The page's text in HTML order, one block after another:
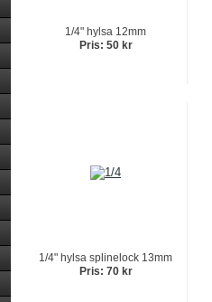
1/4" hylsa 12mm
Pris: 50 kr
1/4" hylsa splinelock 13mm
Pris: 70 kr